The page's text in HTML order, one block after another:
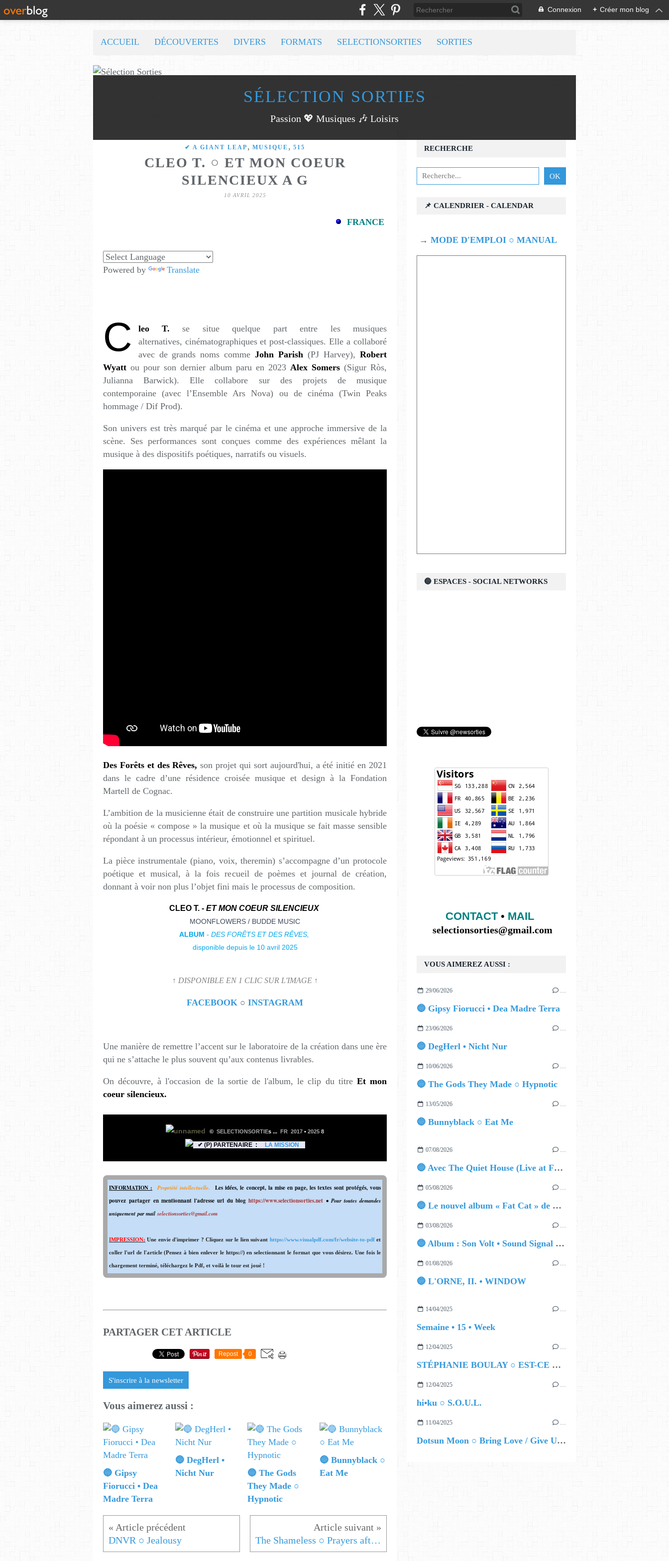
Connexion + Créer mon blog
SÉLECTION SORTIES
Passion 💖 Musiques 🎶 Loisirs
ACCUEIL DÉCOUVERTES DIVERS FORMATS SELECTIONSORTIES SORTIES
✔ A GIANT LEAP , MUSIQUE , 515
CLEO T. ○ ET MON COEUR
SILENCIEUX A G
10 AVRIL 2025
FRANCE
Powered by Translate
C leo T.se situe quelque part entre les musiques
alternatives, cinématographiques et post-classiques. Elle a collaboré
avec de grands noms comme John Parish (PJ Harvey),Robert
Wyatt ou pour son dernier album paru en 2023 Alex Somers (Sigur Ròs,
Julianna Barwick). Elle collabore sur des projets de musique
contemporaine (avec l’Ensemble Ars Nova) ou de cinéma (Twin Peaks
hommage / Dif Prod).
Son univers est très marqué par le cinéma et une approche immersive de la
scène. Ses performances sont conçues comme des expériences mêlant la
musique à des dispositifs poétiques, narratifs ou visuels.
Des Forêts et des Rêves, son projet qui sort aujourd'hui, a été initié en 2021
dans le cadre d’une résidence croisée musique et design à la Fondation
Martell de Cognac.
L’ambition de la musicienne était de construire une partition musicale hybride
où la poésie « compose » la musique et où la musique se fait masse sensible
répondant à un processus intérieur, émotionnel et spirituel.
La pièce instrumentale (piano, voix, theremin) s’accompagne d’un protocole
poétique et musical, à la fois recueil de poèmes et journal de création,
donnant à voir non plus l’objet fini mais le processus de composition.
CLEO T. - ET MON COEUR SILENCIEUX
MOONFLOWERS / BUDDE MUSIC
ALBUM - DES FORÊTS ET DES RÊVES,
disponible depuis le 10 avril 2025
↑ DISPONIBLE EN 1 CLIC SUR L'IMAGE ↑
FACEBOOK ○ INSTAGRAM
Une manière de remettre l’accent sur le laboratoire de la création dans une ère
qui ne s’attache le plus souvent qu’aux contenus livrables.
On découvre, à l'occasion de la sortie de l'album, le clip du titre Et mon
coeur silencieux.
© SELECTIONSORTIEs ... FR 2017 • 2025 8
✔ (P) PARTENAIRE : LA MISSION
INFORMATION : Propriété intellectuelle.
Les idées, le concept, la mise en page, les textes sont protégés, vous
pouvez partager en mentionnant l'adresse url du blog https://www.selectionsorties.net • Pour toutes demandes
uniquement par mailselectionsorties@gmail.com
IMPRESSION: Une envie d'imprimer ? Cliquez sur le lien suivant https://www.visualpdf.com/fr/website-to-pdfet
coller l'url de l'article (Pensez à bien enlever le https://) en selectionnant le format que vous désirez. Une fois le
chargement terminé, téléchargez le Pdf, et voilà le tour est joué !
PARTAGER CET ARTICLE
Repost 0
S'inscrire à la newsletter
Vous aimerez aussi :
🔵 Gipsy
Fiorucci • Dea
Madre Terra
🔵 DegHerl •
Nicht Nur
🔵 The Gods
They Made ○
Hypnotic
🔵 Bunnyblack ○
Eat Me
DNVR ○ Jealousy The Shameless ○ Prayers after Dark
RECHERCHE
VOUS AIMEREZ AUSSI :
29/06/2026 …
🔵 Gipsy Fiorucci • Dea Madre Terra
23/06/2026 …
🔵 DegHerl • Nicht Nur
10/06/2026 …
🔵 The Gods They Made ○ Hypnotic
13/05/2026 …
🔵 Bunnyblack ○ Eat Me
07/08/2026 …
🔵 Avec The Quiet House (Live at Funkhaus), Kenzo Zurzolo livre une performance aussi intense qu'envoûtante.
05/08/2026 …
🔵 Le nouvel album « Fat Cat » de Delilah Holliday (sortie le 30 Octobre 2026)
03/08/2026 …
🔵 Album : Son Volt • Sound Signal Serenades
01/08/2026 …
🔵 L'ORNE, II. • WINDOW
14/04/2025 …
Semaine • 15 • Week
12/04/2025 …
STÉPHANIE BOULAY ○ EST-CE QUE QUELQU'UN ME VOIT ?
12/04/2025 …
hi•ku ○ S.O.U.L.
11/04/2025 …
Dotsun Moon ○ Bring Love / Give Up The Tears
📌 CALENDRIER - CALENDAR
→ MODE D'EMPLOI ○ MANUAL
🔵 ESPACES - SOCIAL NETWORKS
CONTACT• MAIL
selectionsorties@gmail.com